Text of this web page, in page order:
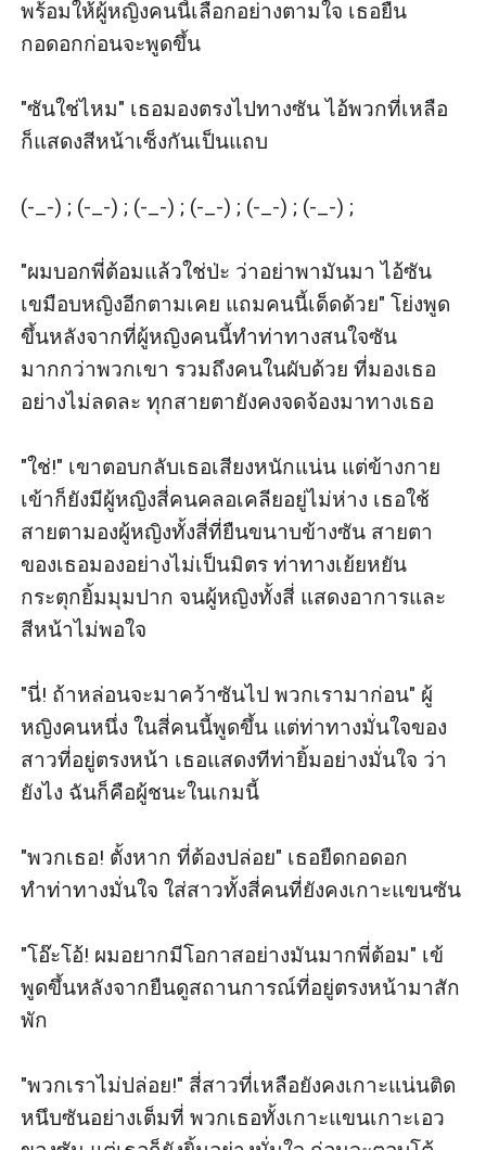
พร้อมให้ผู้หญิงคนนี้เลือกอย่างตามใจ เธอยืน
กอดอกก่อนจะพูดขึ้น
"ซันใช่ไหม" เธอมองตรงไปทางซัน ไอ้พวกที่เหลือ
ก็แสดงสีหน้าเซ็งกันเป็นแถบ
(-_-) ; (-_-) ; (-_-) ; (-_-) ; (-_-) ; (-_-) ;
"ผมบอกพี่ต้อมแล้วใช่ป่ะ ว่าอย่าพามันมา ไอ้ซัน
เขมือบหญิงอีกตามเคย แถมคนนี้เด็ดด้วย" โย่งพูด
ขึ้นหลังจากที่ผู้หญิงคนนี้ทำท่าทางสนใจซัน
มากกว่าพวกเขา รวมถึงคนในผับด้วย ที่มองเธอ
อย่างไม่ลดละ ทุกสายตายังคงจดจ้องมาทางเธอ
"ใช่!" เขาตอบกลับเธอเสียงหนักแน่น แต่ข้างกาย
เข้าก็ยังมีผู้หญิงสี่คนคลอเคลียอยู่ไม่ห่าง เธอใช้
สายตามองผู้หญิงทั้งสี่ที่ยืนขนาบข้างซัน สายตา
ของเธอมองอย่างไม่เป็นมิตร ท่าทางเย้ยหยัน
กระตุกยิ้มมุมปาก จนผู้หญิงทั้งสี่ แสดงอาการและ
สีหน้าไม่พอใจ
"นี่! ถ้าหล่อนจะมาคว้าซันไป พวกเรามาก่อน" ผู้
หญิงคนหนึ่ง ในสี่คนนี้พูดขึ้น แต่ท่าทางมั่นใจของ
สาวที่อยู่ตรงหน้า เธอแสดงทีท่ายิ้มอย่างมั่นใจ ว่า
ยังไง ฉันก็คือผู้ชนะในเกมนี้
"พวกเธอ! ตั้งหาก ที่ต้องปล่อย" เธอยืดกอดอก
ทำท่าทางมั่นใจ ใส่สาวทั้งสี่คนที่ยังคงเกาะแขนซัน
"โอ๊ะโอ้! ผมอยากมีโอกาสอย่างมันมากพี่ต้อม" เข้
พูดขึ้นหลังจากยืนดูสถานการณ์ที่อยู่ตรงหน้ามาสัก
พัก
"พวกเราไม่ปล่อย!" สี่สาวที่เหลือยังคงเกาะแน่นติด
หนึบซันอย่างเต็มที่ พวกเธอทั้งเกาะแขนเกาะเอว